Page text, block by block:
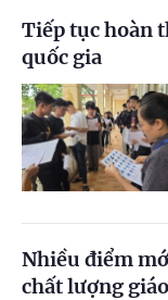
Tiếp tục hoàn
quốc gia
Nhiều điểm
chất lượng